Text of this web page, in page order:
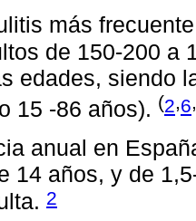
más
de 150-200 a
edades, siendo
15 -86 años). (2,6,
anual en
14 años, y de
2